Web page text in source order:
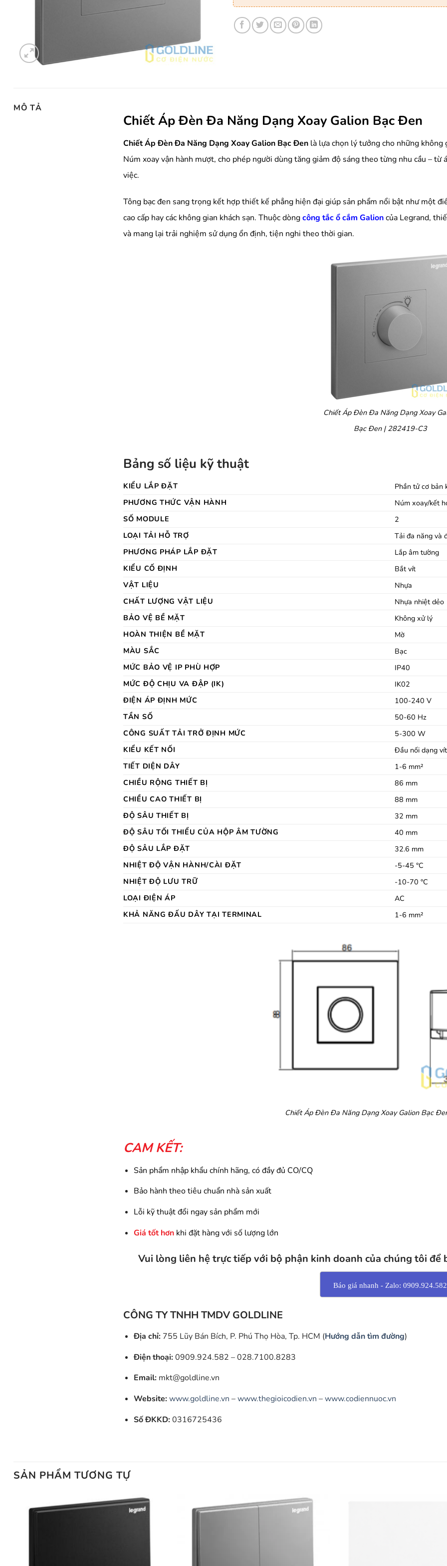
MÔ TẢ
Chiết Áp Đèn Đa Năng Dạng Xoay Galion Bạc Đen
Chiết Áp Đèn Đa Năng Dạng Xoay Galion Bạc Đen là lựa chọn lý tưởng cho những
Núm xoay vận hành mượt, cho phép người dùng tăng giảm độ sáng theo từng nhu cầu –
việc.
Tông bạc đen sang trọng kết hợp thiết kế phẳng hiện đại giúp sản phẩm nổi bật như một
cao cấp hay các không gian khách sạn. Thuộc dòngcông tắc ổ cắm Galioncủa Legrand,
và mang lại trải nghiệm sử dụng ổn định, tiện nghi theo thời gian.
Chiết Áp Đèn Đa Năng Dạng Xoay
Bạc Đen | 282419-C3
Bảng số liệu kỹ thuật
KIỂU LẮP ĐẶT
Phần tử cơ bản
PHƯƠNG THỨC VẬN HÀNH
Núm xoay/kết
SỐ MODULE
2
LOẠI TẢI HỖ TRỢ
Tải đa năng và
PHƯƠNG PHÁP LẮP ĐẶT
Lắp âm tường
KIỂU CỐ ĐỊNH
Bắt vít
VẬT LIỆU
Nhựa
CHẤT LƯỢNG VẬT LIỆU
Nhựa nhiệt dẻo
BẢO VỆ BỀ MẶT
Không xử lý
HOÀN THIỆN BỀ MẶT
Mờ
MÀU SẮC
Bạc
MỨC BẢO VỆ IP PHÙ HỢP
IP40
MỨC ĐỘ CHỊU VA ĐẬP (IK)
IK02
ĐIỆN ÁP ĐỊNH MỨC
100-240 V
TẦN SỐ
50-60 Hz
CÔNG SUẤT TẢI TRỞ ĐỊNH MỨC
5-300 W
KIỂU KẾT NỐI
Đầu nối dạng vít
TIẾT DIỆN DÂY
1-6 mm²
CHIỀU RỘNG THIẾT BỊ
86 mm
CHIỀU CAO THIẾT BỊ
88 mm
ĐỘ SÂU THIẾT BỊ
32 mm
ĐỘ SÂU TỐI THIỂU CỦA HỘP ÂM TƯỜNG
40 mm
ĐỘ SÂU LẮP ĐẶT
32.6 mm
NHIỆT ĐỘ VẬN HÀNH/CÀI ĐẶT
-5-45 °C
NHIỆT ĐỘ LƯU TRỮ
-10-70 °C
LOẠI ĐIỆN ÁP
AC
KHẢ NĂNG ĐẤU DÂY TẠI TERMINAL
1-6 mm²
Chiết Áp Đèn Đa Năng Dạng Xoay Galion Bạc
CAM KẾT:
Sản phẩm nhập khẩu chính hãng, có đầy đủ CO/CQ
Bảo hành theo tiêu chuẩn nhà sản xuất
Lỗi kỹ thuật đổi ngay sản phẩm mới
Giá tốt hơn khi đặt hàng với số lượng lớn
Vui lòng liên hệ trực tiếp với bộ phận kinh doanh của chúng tôi
Báo giá nhanh - Zalo: 0909.924.582
CÔNG TY TNHH TMDV GOLDLINE
Địa chỉ:755 Lũy Bán Bích, P. Phú Thọ Hòa, Tp. HCM (Hướng dẫn tìm đường)
Điện thoại:0909.924.582 – 028.7100.8283
Email:mkt@goldline.vn
Website:www.goldline.vn –www.thegioicodien.vn –www.codiennuoc.vn
Số ĐKKD:0316725436
SẢN PHẨM TƯƠNG TỰ